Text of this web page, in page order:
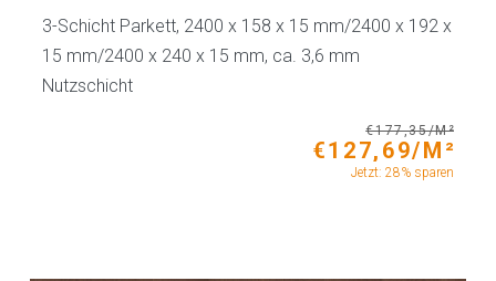
3-Schicht Parkett, 2400 x 158 x 15 mm/2400 x 192 x
15 mm/2400 x 240 x 15 mm, ca. 3,6 mm
Nutzschicht
€177,35/M²
€127,69/M²
Jetzt: 28% sparen